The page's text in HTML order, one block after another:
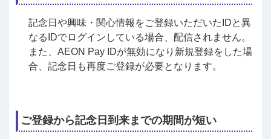
記念日や興味・関心情報をご登録いただいたIDと異
なるIDでログインしている場合、配信されません。
また、AEON Pay IDが無効になり新規登録をした場
合、記念日も再度ご登録が必要となります。
ご登録から記念日到来までの期間が短い